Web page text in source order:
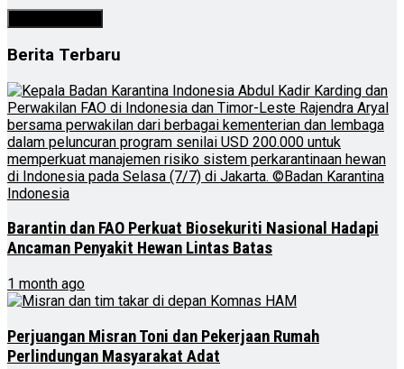
Berita Terbaru
Barantin dan FAO Perkuat Biosekuriti Nasional Hadapi
Ancaman Penyakit Hewan Lintas Batas
1 month ago
Perjuangan Misran Toni dan Pekerjaan Rumah
Perlindungan Masyarakat Adat